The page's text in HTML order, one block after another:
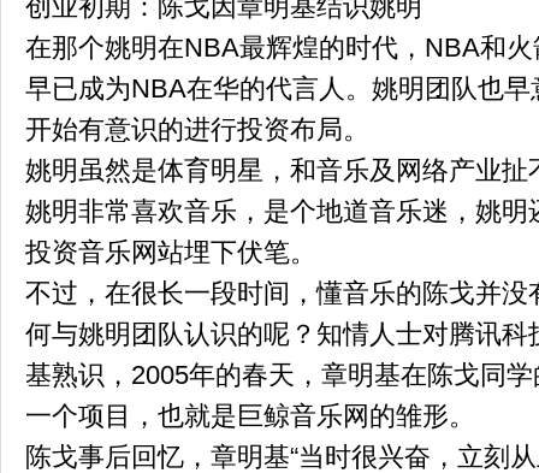
创业初期：陈戈因章明基结识姚明
在那个姚明在NBA最辉煌的时代，NBA和
早已成为NBA在华的代言人。姚明团队也
开始有意识的进行投资布局。
姚明虽然是体育明星，和音乐及网络产业
姚明非常喜欢音乐，是个地道音乐迷，姚
投资音乐网站埋下伏笔。
不过，在很长一段时间，懂音乐的陈戈并
何与姚明团队认识的呢？知情人士对腾讯
基熟识，2005年的春天，章明基在陈戈同
一个项目，也就是巨鲸音乐网的雏形。
陈戈事后回忆，章明基“当时很兴奋，立刻